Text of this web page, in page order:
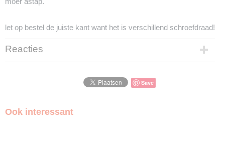
let op bestel de juiste kant want het is verschillend schroefdraad!
Reacties
Save
Ook interessant